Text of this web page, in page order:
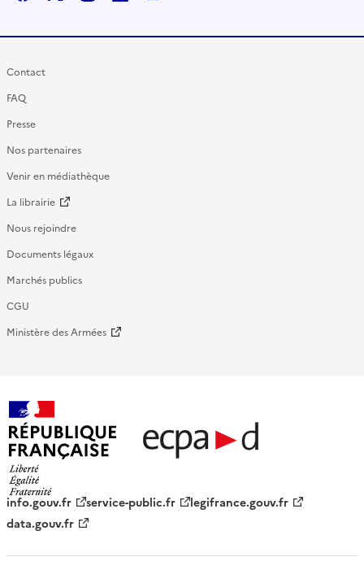
Contact
FAQ
Presse
Nos partenaires
Venir en médiathèque
La librairie
Nous rejoindre
Documents légaux
Marchés publics
CGU
Ministère des Armées
française - ECPAD
info.gouv.fr service-public.fr
legifrance.gouv.fr
data.gouv.fr